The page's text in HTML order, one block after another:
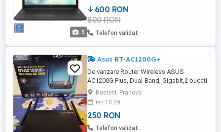
5
folosit, arata si functioneaza 10 10,detin
cutia originala.
600 RON
800 RON
Telefon validat
Asus RT-AC1200G+
De vanzare Router Wireless ASUS
AC1200G Plus, Dual-Band, Gigabit,2 bucati
cu toate accesoriile.
Busteni, Prahova
ieri 10:29
250 RON
Telefon validat